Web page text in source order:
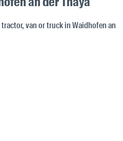
van or truck in Waidhofen an